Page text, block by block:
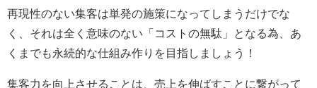
再現性のない集客は単発の施策になってしまうだけでな
く、それは全く意味のない「コストの無駄」となる為、あ
くまでも永続的な仕組み作りを目指しましょう！
集客力を向上させることは、売上を伸ばすことに繋がって